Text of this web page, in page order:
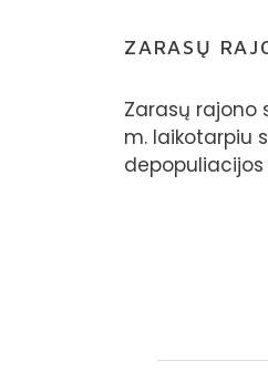
ZARASŲ
Zarasų rajono
m. laikotarpiu